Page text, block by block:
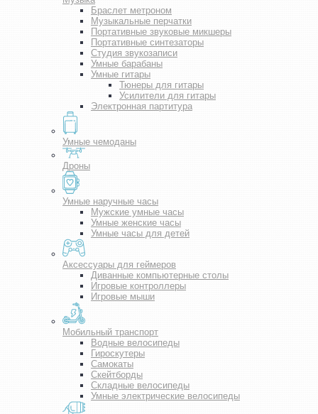
Браслет метроном
Музыкальные перчатки
Портативные звуковые микшеры
Портативные синтезаторы
Студия звукозаписи
Умные барабаны
Умные гитары
Тюнеры для гитары
Усилители для гитары
Электронная партитура
Умные чемоданы
Дроны
Умные наручные часы
Мужские умные часы
Умные женские часы
Умные часы для детей
Аксессуары для геймеров
Диванные компьютерные столы
Игровые контроллеры
Игровые мыши
Мобильный транспорт
Водные велосипеды
Гироскутеры
Самокаты
Скейтборды
Складные велосипеды
Умные электрические велосипеды